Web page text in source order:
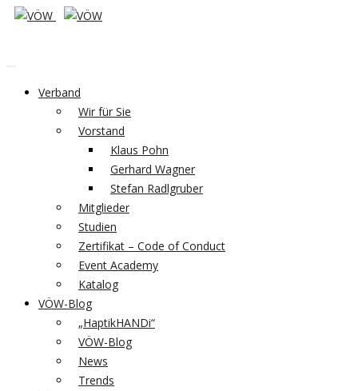
Verband
Wir für Sie
Vorstand
Klaus Pohn
Gerhard Wagner
Stefan Radlgruber
Mitglieder
Studien
Zertifikat – Code of Conduct
Event Academy
Katalog
VÖW-Blog
„HaptikHANDi“
VÖW-Blog
News
Trends